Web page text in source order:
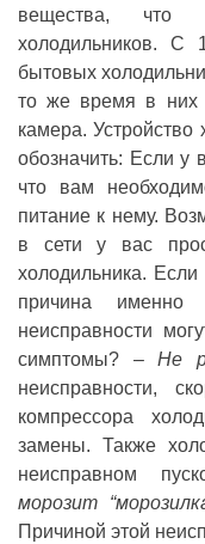
вещества, что
холодильников. С
бытовых
то же время в них
камера. Устройство
обозначить: Если у
что вам
питание к нему.
в сети у вас
холодильника.
причина именно
неисправности
симптомы? – Не
неисправности,
компрессора
замены. Также
неисправном
морозит
Причиной этой